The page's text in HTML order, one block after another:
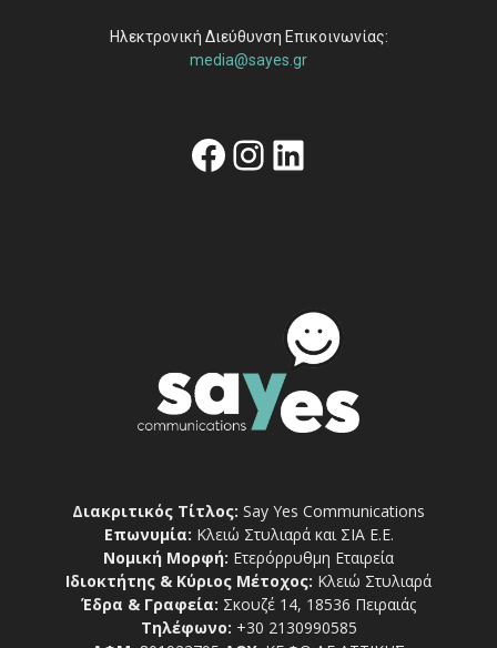
Ηλεκτρονική Διεύθυνση Επικοινωνίας:
media@sayes.gr
Facebook
Instagram
Linkedin
Διακριτικός Τίτλος: Say Yes Communications
Επωνυμία: Κλειώ Στυλιαρά και ΣΙΑ Ε.Ε.
Νομική Μορφή: Ετερόρρυθμη Εταιρεία
Ιδιοκτήτης & Κύριος Μέτοχος: Κλειώ Στυλιαρά
Έδρα & Γραφεία: Σκουζέ 14, 18536 Πειραιάς
Τηλέφωνο: +30 2130990585